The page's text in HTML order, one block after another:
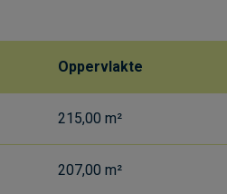
Oppervlakte
215,00 m²
207,00 m²